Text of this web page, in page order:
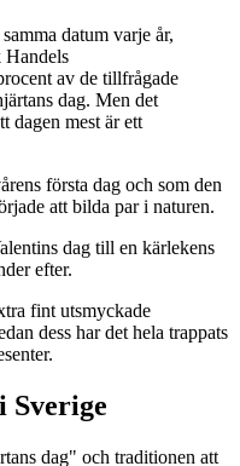
datum varje år,
Handels
av de tillfrågade
dag. Men det
dagen mest är ett
första dag och som den
att bilda par i naturen.
dag till en kärlekens
efter.
fint utsmyckade
dess har det hela trappats
Sverige
dag" och traditionen att